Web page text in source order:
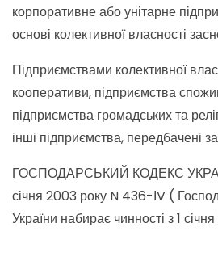
корпоративне або унітарне
основі колективної власності
Підприємствами колективної
кооперативи, підприємства
підприємства громадських та
інші підприємства, передбачені
ГОСПОДАРСЬКИЙ КОДЕКС
січня 2003 року N 436-ІV (
України набирає чинності з 1